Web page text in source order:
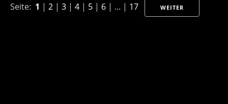
Seite: 1 | 2 | 3 | 4 | 5 | 6 | ... | 17 WEITER